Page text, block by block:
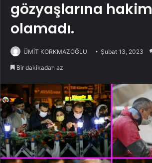
gözyaşlarına hakim
olamadı.
ÜMİT KORKMAZOĞLU Şubat 13, 2023
Bir dakikadan az